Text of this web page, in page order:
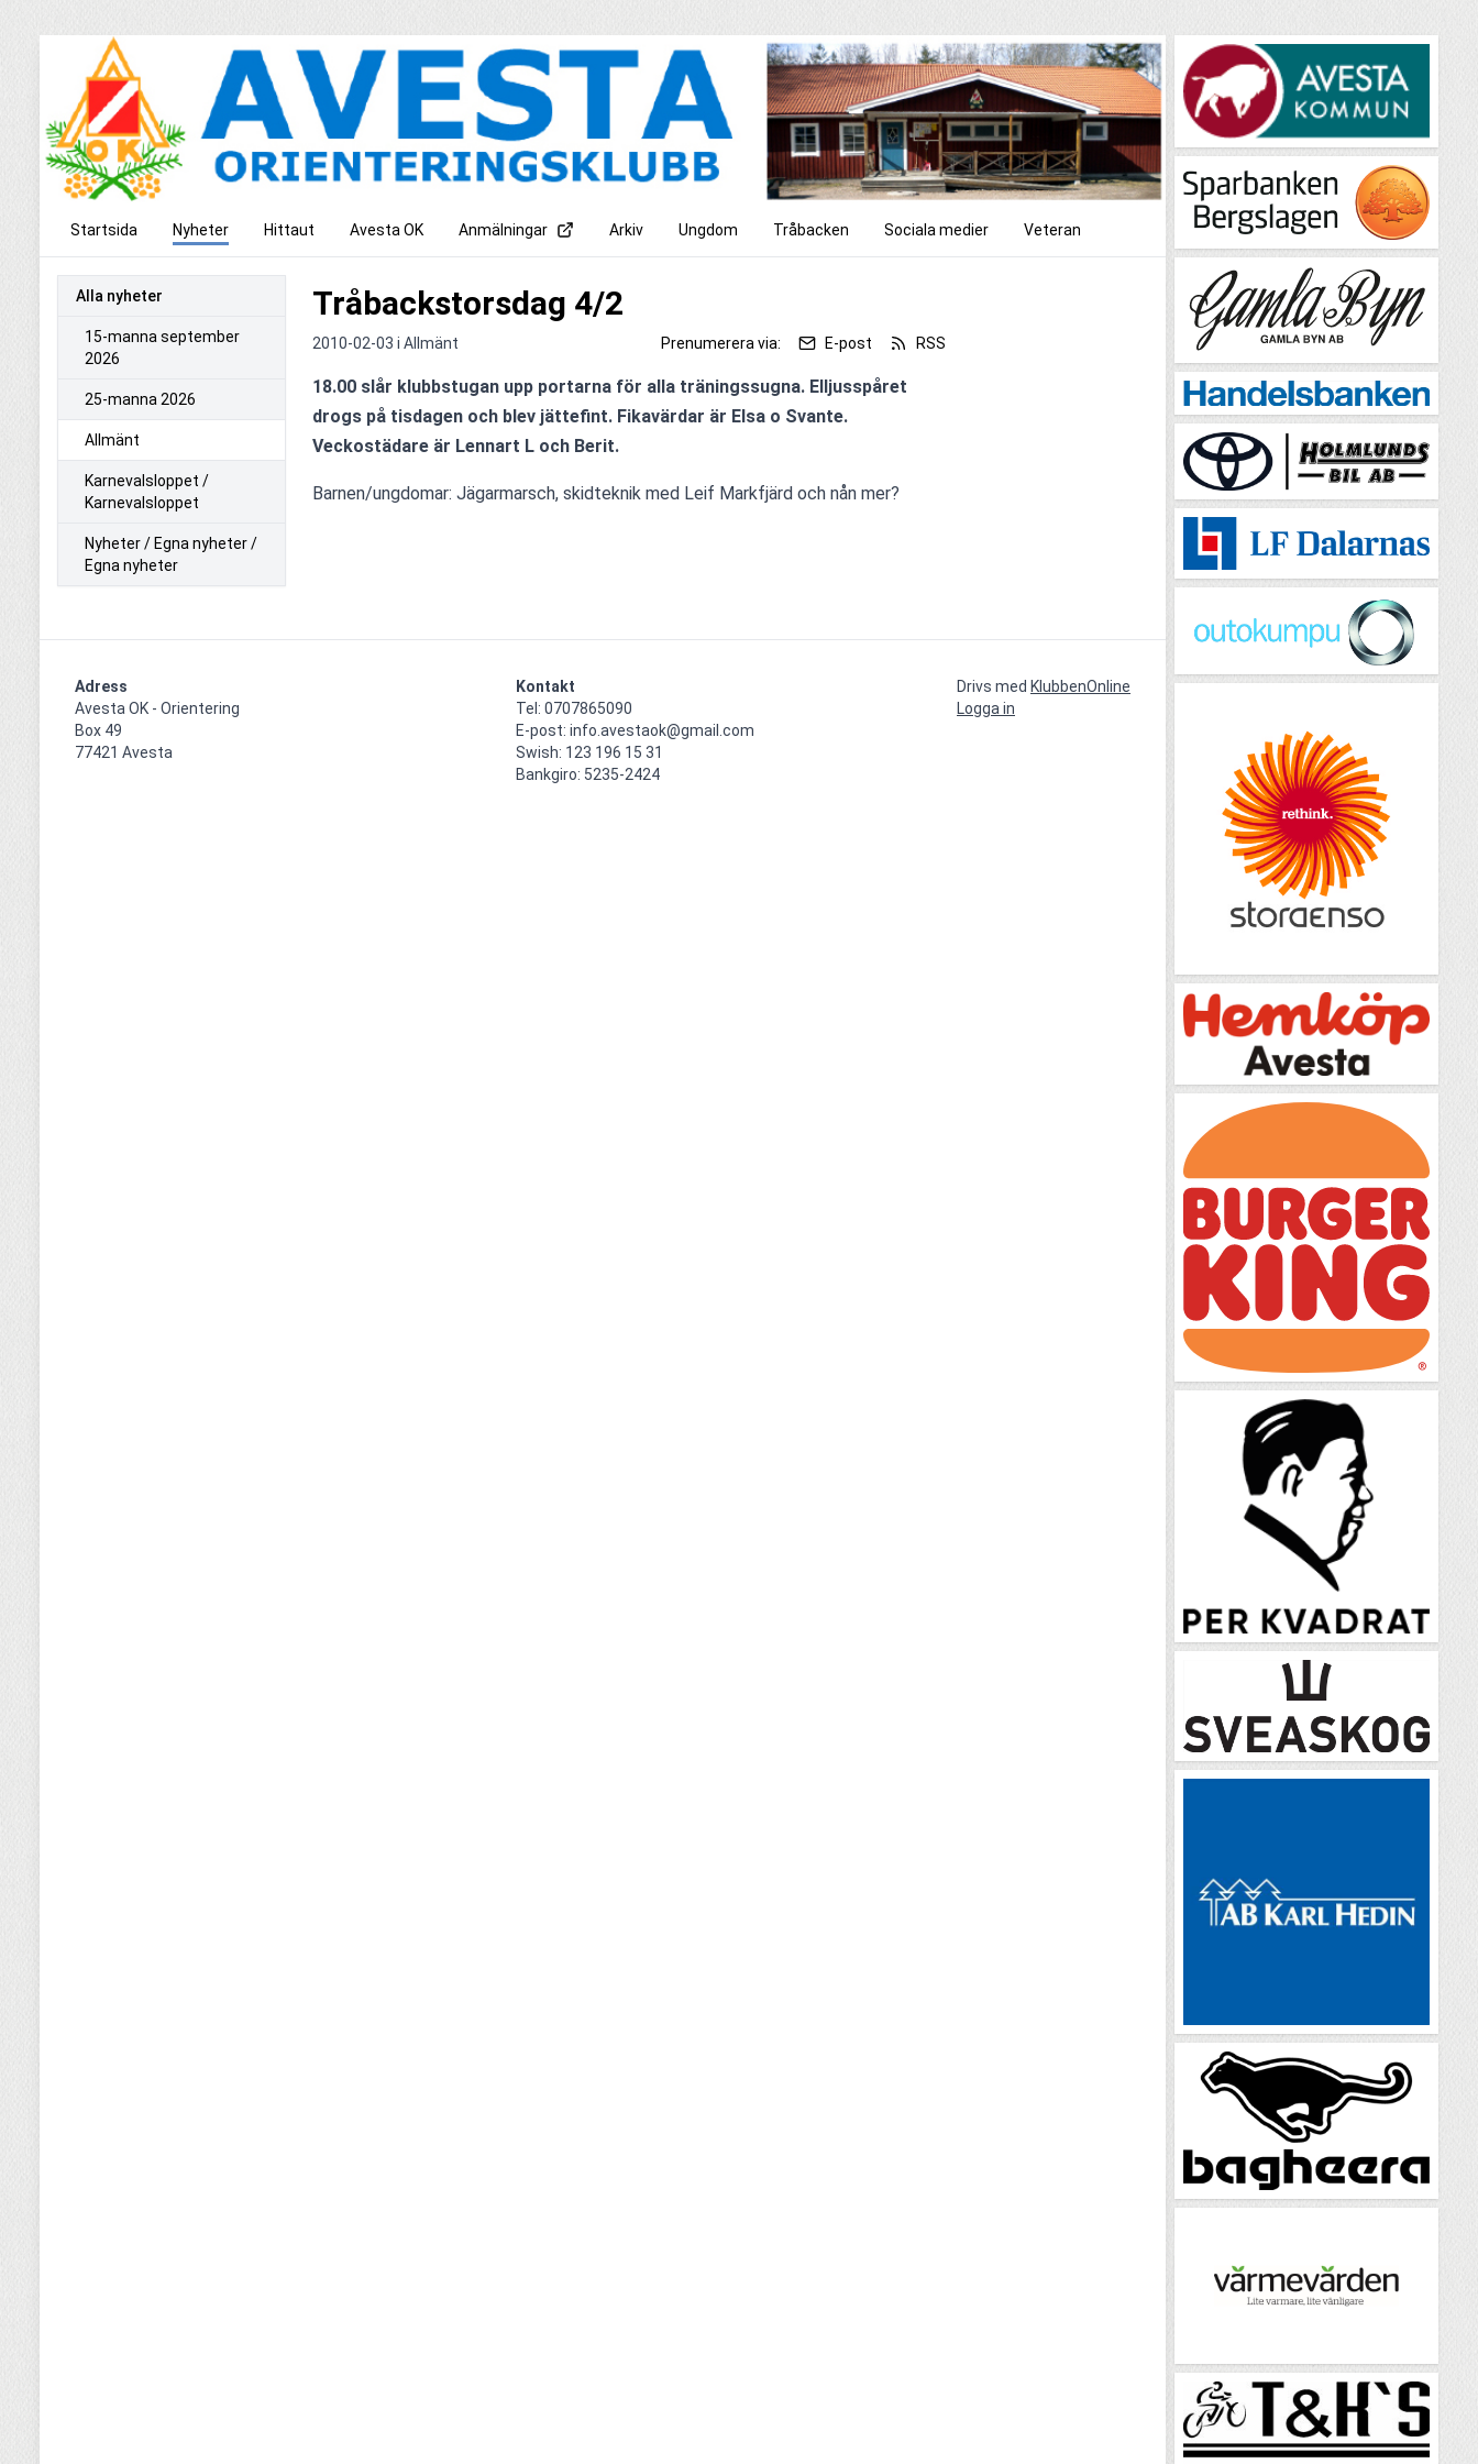
Startsida Nyheter Hittaut Avesta OK Anmälningar Arkiv Ungdom Tråbacken Sociala medier Veteran
Alla nyheter
15-manna september
2026
25-manna 2026
Allmänt
Karnevalsloppet /
Karnevalsloppet
Nyheter / Egna nyheter /
Egna nyheter
Tråbackstorsdag 4/2
2010-02-03 i Allmänt Prenumerera via: E-post RSS
18.00 slår klubbstugan upp portarna för alla träningssugna. Elljusspåret
drogs på tisdagen och blev jättefint. Fikavärdar är Elsa o Svante.
Veckostädare är Lennart L och Berit.
Barnen/ungdomar: Jägarmarsch, skidteknik med Leif Markfjärd och nån mer?
Adress
Avesta OK - Orientering
Box 49
77421 Avesta
Kontakt
Tel: 0707865090
E-post: info.avestaok@gmail.com
Swish: 123 196 15 31
Bankgiro: 5235-2424
Drivs med KlubbenOnline
Logga in